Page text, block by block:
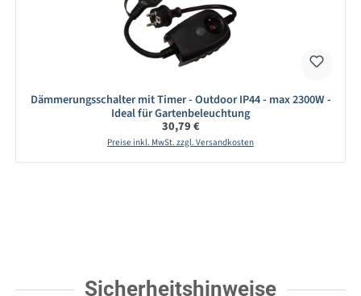
Dämmerungsschalter mit Timer - Outdoor IP44 - max 2300W -
Ideal für Gartenbeleuchtung
Regulärer Preis:
30,79 €
Preise inkl. MwSt. zzgl. Versandkosten
Sicherheitshinweise